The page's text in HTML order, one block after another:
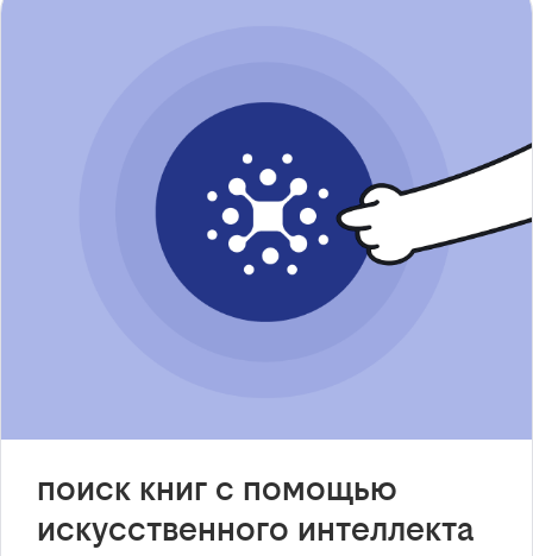
поиск книг с помощью
искусственного интеллекта